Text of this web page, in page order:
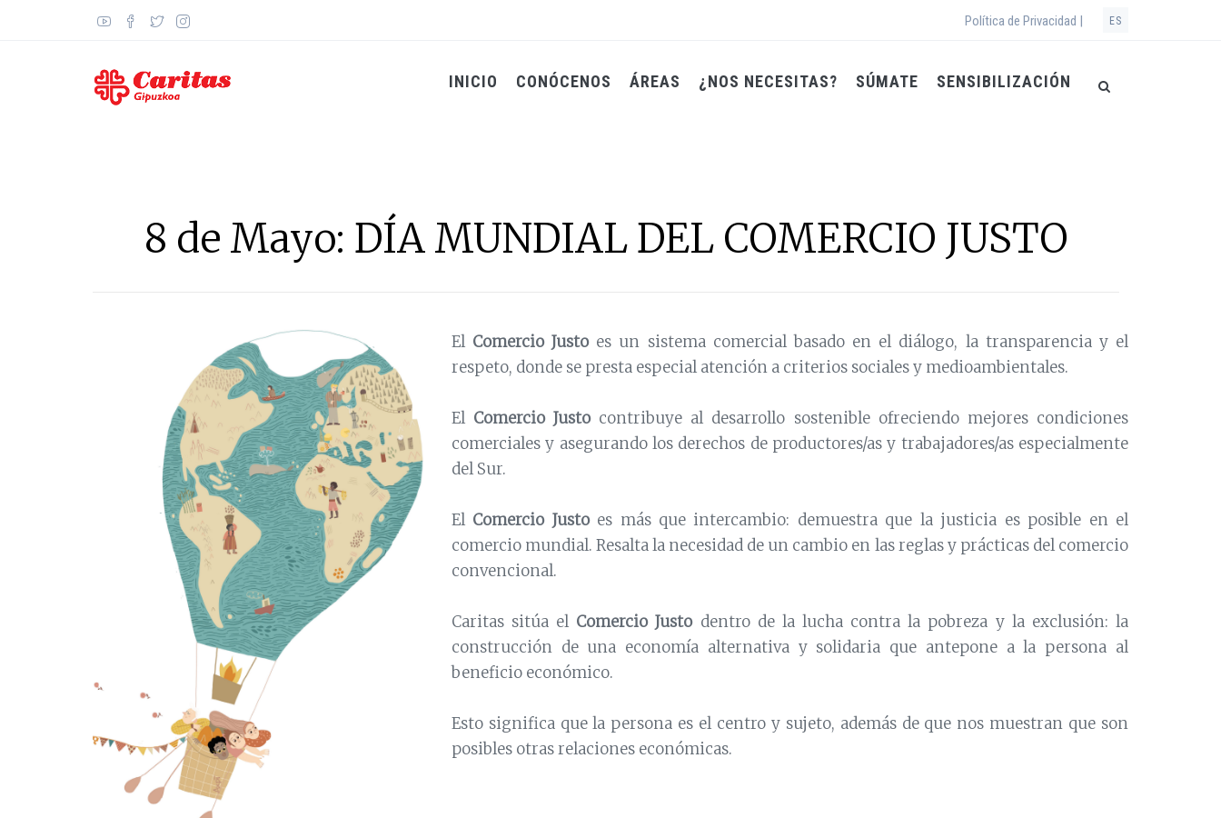
Política de Privacidad | ES
INICIO CONÓCENOS ÁREAS ¿NOS NECESITAS? SÚMATE SENSIBILIZACIÓN
8 de Mayo: DÍA MUNDIAL DEL COMERCIO JUSTO
El Comercio Justoes un sistema comercial basado en el diálogo, la transparencia y el
respeto, donde se presta especial atención a criterios sociales y medioambientales.
El Comercio Justocontribuye al desarrollo sostenible ofreciendo mejores condiciones
comerciales y asegurando los derechos de productores/as y trabajadores/as especialmente
del Sur.
El Comercio Justoes más que intercambio: demuestra que la justicia es posible en el
comercio mundial. Resalta la necesidad de un cambio en las reglas y prácticas del comercio
convencional.
Caritas sitúa el Comercio Justodentro de la lucha contra la pobreza y la exclusión: la
construcción de una economía alternativa y solidaria que antepone a la persona al
beneficio económico.
Esto significa que la persona es el centro y sujeto, además de que nos muestran que son
posibles otras relaciones económicas.